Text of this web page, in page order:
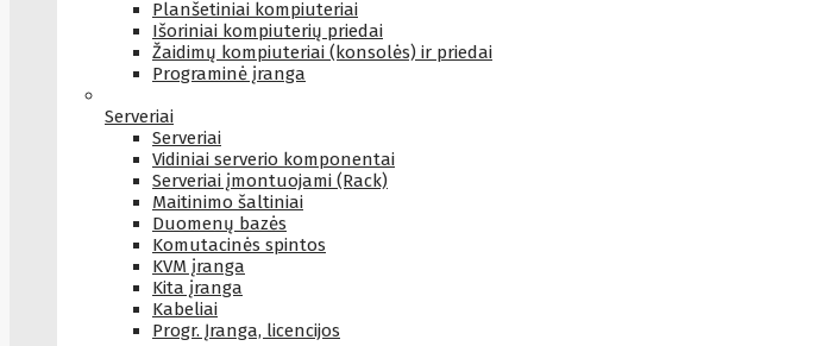
Planšetiniai kompiuteriai
Išoriniai kompiuterių priedai
Žaidimų kompiuteriai (konsolės) ir priedai
Programinė įranga
Serveriai
Serveriai
Vidiniai serverio komponentai
Serveriai įmontuojami (Rack)
Maitinimo šaltiniai
Duomenų bazės
Komutacinės spintos
KVM įranga
Kita įranga
Kabeliai
Progr. Įranga, licencijos